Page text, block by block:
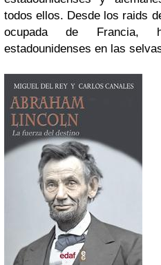
todos ellos. Desde los raids
ocupada de Francia,
estadounidenses en las